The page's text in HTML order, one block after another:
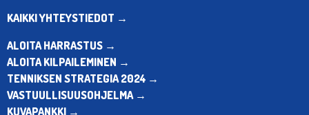
KAIKKI YHTEYSTIEDOT →
ALOITA HARRASTUS →
ALOITA KILPAILEMINEN →
TENNIKSEN STRATEGIA 2024 →
VASTUULLISUUSOHJELMA →
KUVAPANKKI →